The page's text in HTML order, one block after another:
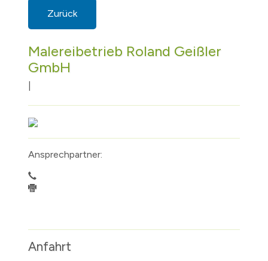
Zurück
Malereibetrieb Roland Geißler
GmbH
Ansprechpartner:
Anfahrt